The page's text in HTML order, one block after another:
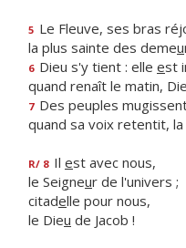
5 Le Fleuve, ses bras
la plus sainte des demeu
6 Dieu s'y tient : elle est
quand renaît le matin, Die
7 Des peuples
quand sa voix retentit,
R/ 8 Il est avec nous,
le Seigneur de l'univers ;
citadelle pour nous,
le Dieu de Jacob !